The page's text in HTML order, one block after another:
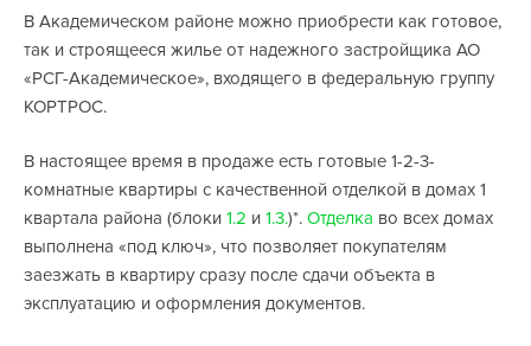
В Академическом районе можно приобрести как готовое,
так и строящееся жилье от надежного застройщика АО
«РСГ-Академическое», входящего в федеральную группу
КОРТРОС.
В настоящее время в продаже есть готовые 1-2-3-
комнатные квартиры с качественной отделкой в домах 1
квартала района (блоки 1.2 и 1.3.)*. Отделка во всех домах
выполнена «под ключ», что позволяет покупателям
заезжать в квартиру сразу после сдачи объекта в
эксплуатацию и оформления документов.